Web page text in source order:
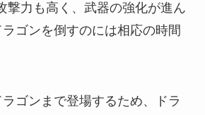
撃力も高く、武器の強化が進ん
ゴンを倒すのには相応の時間
ゴンまで登場するため、ドラ